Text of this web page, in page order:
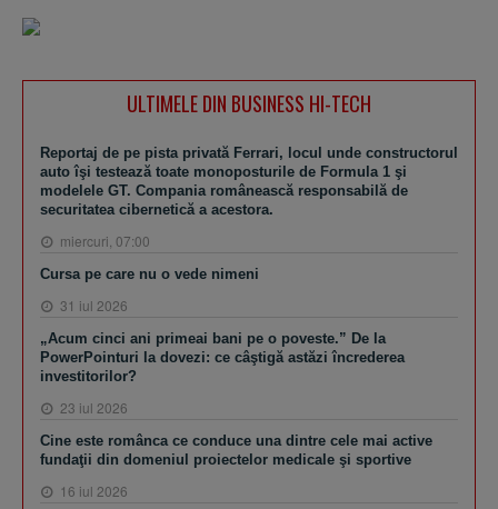
ULTIMELE DIN BUSINESS HI-TECH
Reportaj de pe pista privată Ferrari, locul unde constructorul
auto îşi testează toate monoposturile de Formula 1 şi
modelele GT. Compania românească responsabilă de
securitatea cibernetică a acestora.
miercuri, 07:00
Cursa pe care nu o vede nimeni
31 iul 2026
„Acum cinci ani primeai bani pe o poveste.” De la
PowerPointuri la dovezi: ce câştigă astăzi încrederea
investitorilor?
23 iul 2026
Cine este românca ce conduce una dintre cele mai active
fundaţii din domeniul proiectelor medicale şi sportive
16 iul 2026